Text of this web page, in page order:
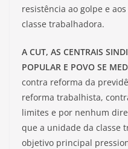
resistência ao golpe e
classe trabalhadora.
A CUT, AS CENTRAIS
POPULAR E POVO SE
contra reforma da
reforma trabalhista,
limites e por nenhum
que a unidade da classe
objetivo principal